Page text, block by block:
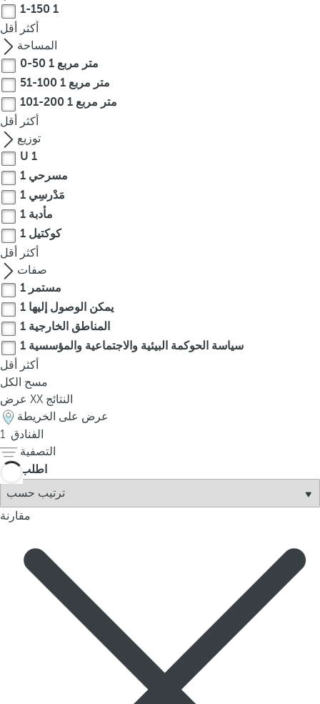
r
o
w
e
y
o
n
a
v
i
g
a
t
e
o
t
h
e
r
s
t
o
i
1-150 1
أكثر
أقل
المساحة
0-50 متر مربع 1
51-100 متر مربع 1
101-200 متر مربع 1
أكثر
أقل
توزيع
U 1
مسرحي 1
مَدْرسِي 1
مأدبة 1
كوكتيل 1
أكثر
أقل
صفات
مستمر 1
يمكن الوصول إليها 1
المناطق الخارجية 1
سياسة الحوكمة البيئية والاجتماعية والمؤسسية 1
أكثر
أقل
مسح الكل
XX النتائج
عرض على الخريطة
1 الفنادق
التصفية
اطلب
مقارنة